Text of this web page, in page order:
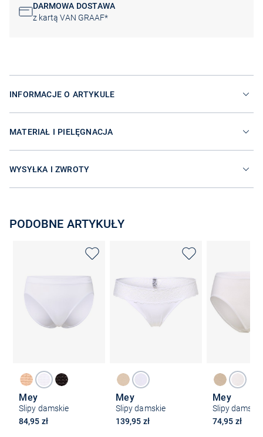
DARMOWA DOSTAWA
z kartą VAN GRAAF*
INFORMACJE O ARTYKULE
MATERIAŁ I PIELĘGNACJA
WYSYŁKA I ZWROTY
PODOBNE ARTYKUŁY
Mey
Slipy damskie
84,95 zł
Mey
Slipy damskie
139,95 zł
Mey
Slipy damskie
74,95 zł